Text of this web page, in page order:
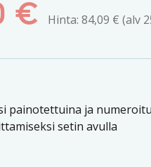
€ Hinta: 84,09 € (alv
painotettuina ja
setin avulla